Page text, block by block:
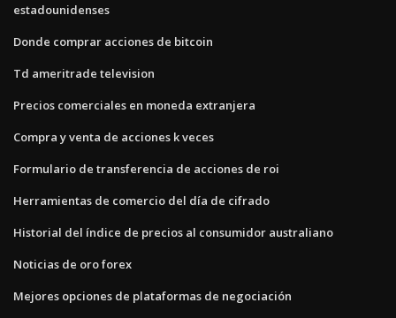
estadounidenses
Donde comprar acciones de bitcoin
Td ameritrade television
Precios comerciales en moneda extranjera
Compra y venta de acciones k veces
Formulario de transferencia de acciones de roi
Herramientas de comercio del día de cifrado
Historial del índice de precios al consumidor australiano
Noticias de oro forex
Mejores opciones de plataformas de negociación